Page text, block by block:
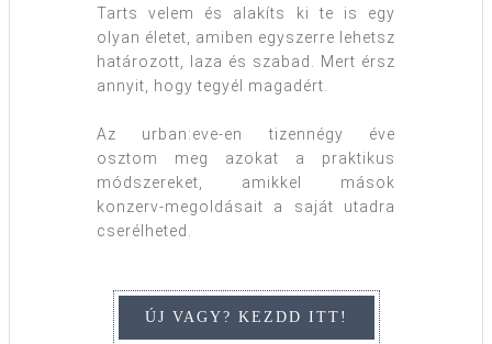
Tarts velem és alakíts ki te is egy
olyan életet, amiben egyszerre lehetsz
határozott, laza és szabad. Mert érsz
annyit, hogy tegyél magadért.
Az urban:eve-en tizennégy éve
osztom meg azokat a praktikus
módszereket, amikkel mások
konzerv-megoldásait a saját utadra
cserélheted.